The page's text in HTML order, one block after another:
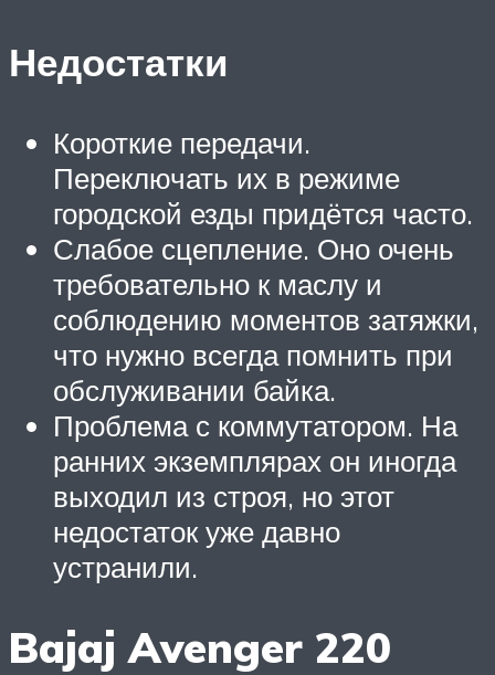
Недостатки
Короткие передачи.
Переключать их в режиме
городской езды придётся часто.
Слабое сцепление. Оно очень
требовательно к маслу и
соблюдению моментов затяжки,
что нужно всегда помнить при
обслуживании байка.
Проблема с коммутатором. На
ранних экземплярах он иногда
выходил из строя, но этот
недостаток уже давно
устранили.
Bajaj Avenger 220